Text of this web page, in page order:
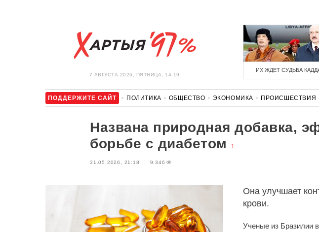
7 АВГУСТА 2026, ПЯТНИЦА, 14:19
ИХ ЖДЕТ СУДЬБА
ПОДДЕРЖИТЕ САЙТ ПОЛИТИКА ОБЩЕСТВО ЭКОНОМИКА ПРОИСШЕСТВИЯ
Названа природная добавка,
борьбе с диабетом
1
31.05.2026, 21:18 9,346
Она улучшает
крови.
Ученые из Бразилии